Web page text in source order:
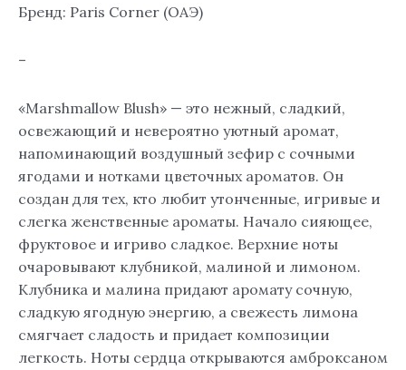
Бренд: Paris Corner (ОАЭ)
–
«Marshmallow Blush» — это нежный, сладкий,
освежающий и невероятно уютный аромат,
напоминающий воздушный зефир с сочными
ягодами и нотками цветочных ароматов. Он
создан для тех, кто любит утонченные, игривые и
слегка женственные ароматы. Начало сияющее,
фруктовое и игриво сладкое. Верхние ноты
очаровывают клубникой, малиной и лимоном.
Клубника и малина придают аромату сочную,
сладкую ягодную энергию, а свежесть лимона
смягчает сладость и придает композиции
легкость. Ноты сердца открываются амброксаном